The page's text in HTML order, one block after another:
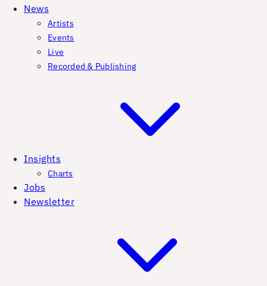
News
Artists
Events
Live
Recorded & Publishing
Insights
Charts
Jobs
Newsletter